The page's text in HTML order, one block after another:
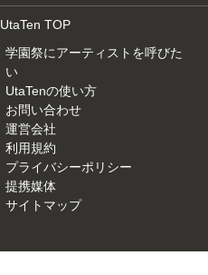
UtaTen TOP
学園祭にアーティストを呼びた
い
UtaTenの使い方
お問い合わせ
運営会社
利用規約
プライバシーポリシー
提携媒体
サイトマップ